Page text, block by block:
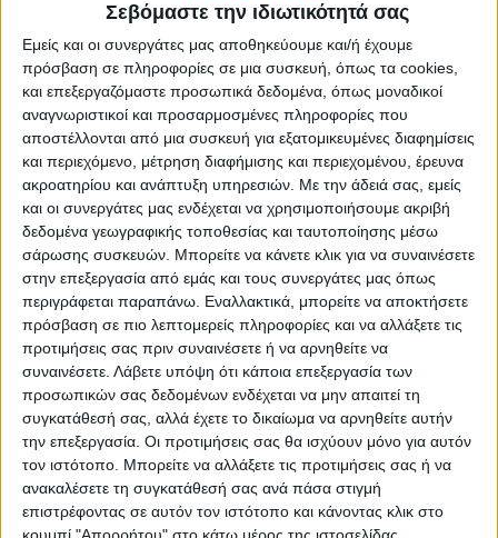
Σεβόμαστε την ιδιωτικότητά σας
Εμείς και οι συνεργάτες μας αποθηκεύουμε και/ή έχουμε
πρόσβαση σε πληροφορίες σε μια συσκευή, όπως τα cookies,
και επεξεργαζόμαστε προσωπικά δεδομένα, όπως μοναδικοί
αναγνωριστικοί και προσαρμοσμένες πληροφορίες που
αποστέλλονται από μια συσκευή για εξατομικευμένες διαφημίσεις
και περιεχόμενο, μέτρηση διαφήμισης και περιεχομένου, έρευνα
ακροατηρίου και ανάπτυξη υπηρεσιών. Με την άδειά σας, εμείς
και οι συνεργάτες μας ενδέχεται να χρησιμοποιήσουμε ακριβή
δεδομένα γεωγραφικής τοποθεσίας και ταυτοποίησης μέσω
σάρωσης συσκευών. Μπορείτε να κάνετε κλικ για να συναινέσετε
στην επεξεργασία από εμάς και τους συνεργάτες μας όπως
περιγράφεται παραπάνω. Εναλλακτικά, μπορείτε να αποκτήσετε
πρόσβαση σε πιο λεπτομερείς πληροφορίες και να αλλάξετε τις
προτιμήσεις σας πριν συναινέσετε ή να αρνηθείτε να
συναινέσετε. Λάβετε υπόψη ότι κάποια επεξεργασία των
προσωπικών σας δεδομένων ενδέχεται να μην απαιτεί τη
συγκατάθεσή σας, αλλά έχετε το δικαίωμα να αρνηθείτε αυτήν
την επεξεργασία. Οι προτιμήσεις σας θα ισχύουν μόνο για αυτόν
τον ιστότοπο. Μπορείτε να αλλάξετε τις προτιμήσεις σας ή να
ανακαλέσετε τη συγκατάθεσή σας ανά πάσα στιγμή
επιστρέφοντας σε αυτόν τον ιστότοπο και κάνοντας κλικ στο
ΠΟΛΙΤΙΣΜΟΣ
Τη λύση της σύμβασης για το έργο των
αποκαταστάσεων από καταστροφές στη θέση πλαζ
Πεζούλας ενέκρινε ομόφωνα η Δημοτική Επιτροπή
του Δήμου Λ. Πλαστήρα,...